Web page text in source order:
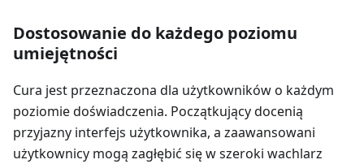
Dostosowanie do każdego poziomu
umiejętności
Cura jest przeznaczona dla użytkowników o każdym
poziomie doświadczenia. Początkujący docenią
przyjazny interfejs użytkownika, a zaawansowani
użytkownicy mogą zagłębić się w szeroki wachlarz